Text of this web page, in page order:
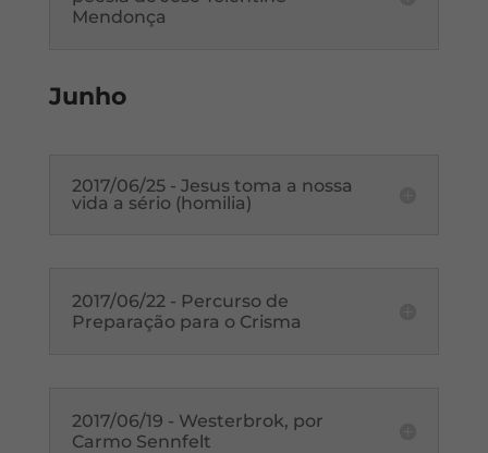
Mendonça
Junho
2017/06/25 - Jesus toma a nossa
vida a sério (homilia)
2017/06/22 - Percurso de
Preparação para o Crisma
2017/06/19 - Westerbrok, por
Carmo Sennfelt